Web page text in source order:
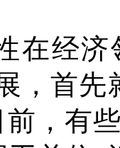
经济
，首先
，有